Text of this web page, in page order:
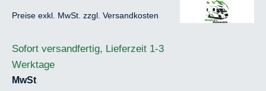
Preise exkl. MwSt. zzgl. Versandkosten
Sofort versandfertig, Lieferzeit 1-3
Werktage
MwStauswählen